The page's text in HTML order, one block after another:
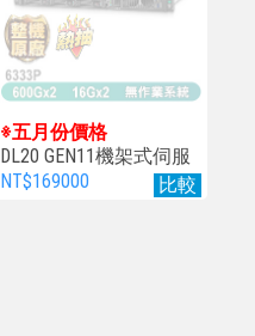
比較
※五月份價格
DL20 GEN11機架式伺服
器
NT$169000